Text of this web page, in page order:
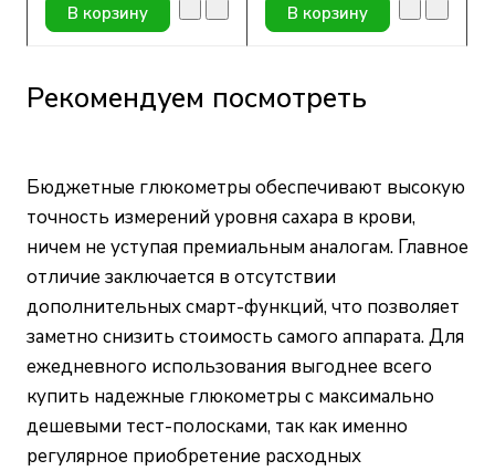
В корзину В корзину
Рекомендуем посмотреть
Бюджетные глюкометры обеспечивают высокую
точность измерений уровня сахара в крови,
ничем не уступая премиальным аналогам. Главное
отличие заключается в отсутствии
дополнительных смарт-функций, что позволяет
заметно снизить стоимость самого аппарата. Для
ежедневного использования выгоднее всего
купить надежные глюкометры с максимально
дешевыми тест-полосками, так как именно
регулярное приобретение расходных